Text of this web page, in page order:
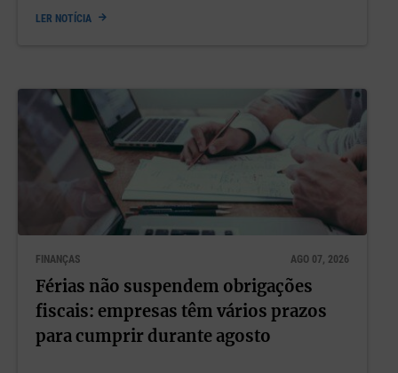
LER NOTÍCIA
FINANÇAS AGO 07, 2026
Férias não suspendem obrigações
fiscais: empresas têm vários prazos
para cumprir durante agosto